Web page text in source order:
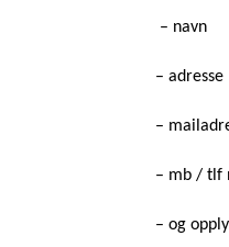
– navn
– adresse
–
– mb / tlf
– og opplysning